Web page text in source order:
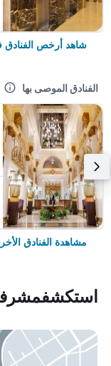
شاهد أرخص
الفنادق الموصى بها
مشاهدة الفنادق